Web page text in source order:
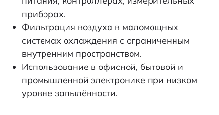
приборах.
Фильтрация воздуха в маломощных
системах охлаждения с ограниченным
внутренним пространством.
Использование в офисной, бытовой и
промышленной электронике при низком
уровне запылённости.